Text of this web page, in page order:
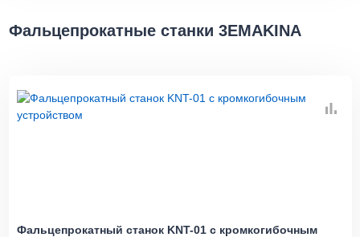
Фальцепрокатные станки 3EMAKINA
Фальцепрокатный станок KNT-01 с кромкогибочным